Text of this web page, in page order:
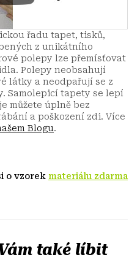
řadu tapet, tisků,
z unikátního
polepy lze přemísťovat
Polepy neobsahují
látky a neodpařují se z
Samolepicí tapety se lepí
můžete úplně bez
a poškození zdi. Více
Blogu.
o vzorek materiálu zdarma